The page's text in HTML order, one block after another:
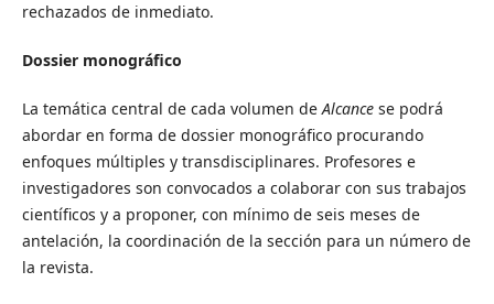
rechazados de inmediato.
Dossier monográfico
La temática central de cada volumen deAlcancese podrá
abordar en forma de dossier monográfico procurando
enfoques múltiples y transdisciplinares. Profesores e
investigadores son convocados a colaborar con sus trabajos
científicos y a proponer, con mínimo de seis meses de
antelación, la coordinación de la sección para un número de
la revista.